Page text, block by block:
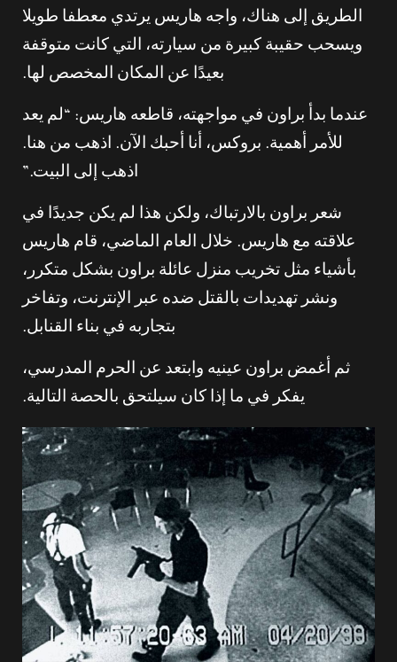
الطريق إلى هناك، واجه هاريس يرتدي معطفا طويلا
ويسحب حقيبة كبيرة من سيارته، التي كانت متوقفة
بعيدًا عن المكان المخصص لها.
عندما بدأ براون في مواجهته، قاطعه هاريس: “لم يعد
للأمر أهمية. بروكس، أنا أحبك الآن. اذهب من هنا.
اذهب إلى البيت.”
شعر براون بالارتباك، ولكن هذا لم يكن جديدًا في
علاقته مع هاريس. خلال العام الماضي، قام هاريس
بأشياء مثل تخريب منزل عائلة براون بشكل متكرر،
ونشر تهديدات بالقتل ضده عبر الإنترنت، وتفاخر
بتجاربه في بناء القنابل.
ثم أغمض براون عينيه وابتعد عن الحرم المدرسي،
يفكر في ما إذا كان سيلتحق بالحصة التالية.